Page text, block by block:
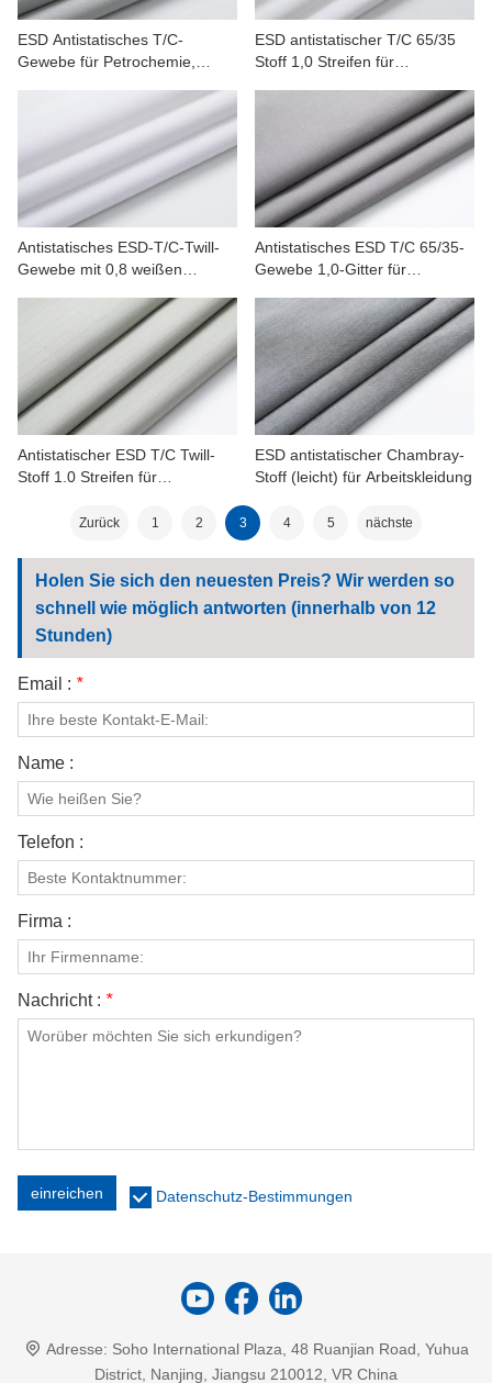
ESD Antistatisches T/C-
Gewebe für Petrochemie,
ESD antistatischer T/C 65/35
Stoff 1,0 Streifen für
Antistatisches ESD-T/C-Twill-
Gewebe mit 0,8 weißen
Antistatisches ESD T/C 65/35-
Gewebe 1,0-Gitter für
Antistatischer ESD T/C Twill-
Stoff 1.0 Streifen für
ESD antistatischer Chambray-
Stoff (leicht) für Arbeitskleidung
Zurück 1 2 3 4 5 nächste
Holen Sie sich den neuesten Preis? Wir werden so
schnell wie möglich antworten (innerhalb von 12
Stunden)
Email : *
Name :
Telefon :
Firma :
Nachricht : *
einreichen Datenschutz-Bestimmungen
Adresse: Soho International Plaza, 48 Ruanjian Road, Yuhua
District, Nanjing, Jiangsu 210012, VR China